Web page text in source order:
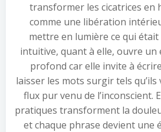
transformer les cicatrices en
comme une libération
mettre en lumière ce qui était
intuitive, quant à elle, ouvre un
profond car elle invite à
laisser les mots surgir tels
flux pur venu de l’inconscient.
pratiques transforment la
et chaque phrase devient une